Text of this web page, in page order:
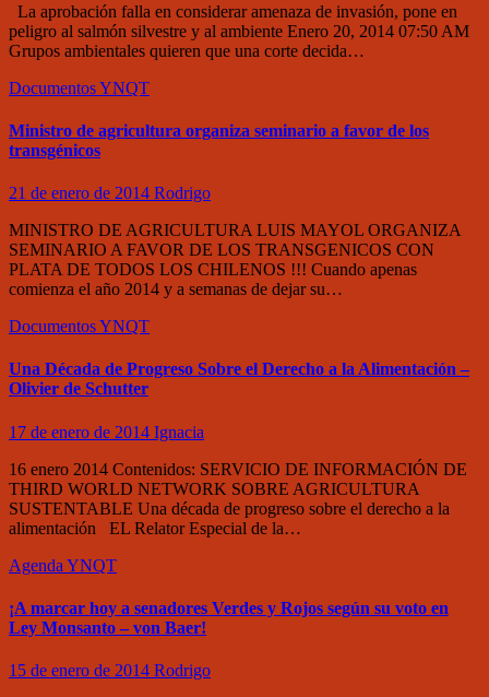
La aprobación falla en considerar amenaza de invasión, pone en
peligro al salmón silvestre y al ambiente Enero 20, 2014 07:50 AM
Grupos ambientales quieren que una corte decida…
DocumentosYNQT
Ministro de agricultura organiza seminario a favor de los
transgénicos
21 de enero de 2014 Rodrigo
MINISTRO DE AGRICULTURA LUIS MAYOL ORGANIZA
SEMINARIO A FAVOR DE LOS TRANSGENICOS CON
PLATA DE TODOS LOS CHILENOS !!! Cuando apenas
comienza el año 2014 y a semanas de dejar su…
DocumentosYNQT
Una Década de Progreso Sobre el Derecho a la Alimentación –
Olivier de Schutter
17 de enero de 2014 Ignacia
16 enero 2014 Contenidos: SERVICIO DE INFORMACIÓN DE
THIRD WORLD NETWORK SOBRE AGRICULTURA
SUSTENTABLE Una década de progreso sobre el derecho a la
alimentación EL Relator Especial de la…
Agenda YNQT
¡A marcar hoy a senadores Verdes y Rojos según su voto en
Ley Monsanto – von Baer!
15 de enero de 2014 Rodrigo